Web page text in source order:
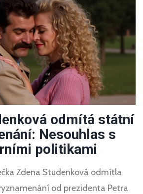
odmítá státní
Nesouhlas s
politikami
Zdena Studenková odmítla
od prezidenta Petra